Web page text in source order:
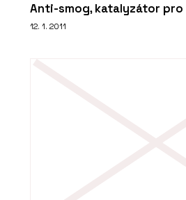
Anti-smog, katalyzátor
12. 1. 2011